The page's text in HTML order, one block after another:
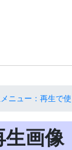
ニュー：再生で
生画像